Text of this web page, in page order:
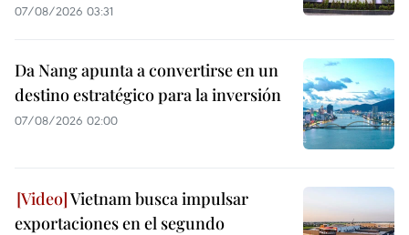
07/08/2026 03:31
Da Nang apunta a convertirse en un
destino estratégico para la inversión
07/08/2026 02:00
Vietnam busca impulsar
exportaciones en el segundo